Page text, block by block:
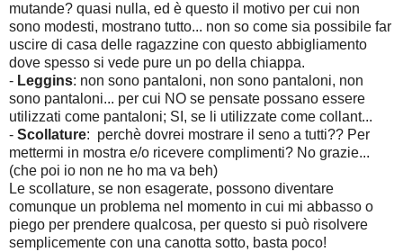
mutande? quasi nulla, ed è questo il motivo per cui non
sono modesti, mostrano tutto... non so come sia possibile far
uscire di casa delle ragazzine con questo abbigliamento
dove spesso si vede pure un po della chiappa.
- Leggins: non sono pantaloni, non sono pantaloni, non
sono pantaloni... per cui NO se pensate possano essere
utilizzati come pantaloni; SI, se li utilizzate come collant...
- Scollature: perchè dovrei mostrare il seno a tutti?? Per
mettermi in mostra e/o ricevere complimenti? No grazie...
(che poi io non ne ho ma va beh)
Le scollature, se non esagerate, possono diventare
comunque un problema nel momento in cui mi abbasso o
piego per prendere qualcosa, per questo si può risolvere
semplicemente con una canotta sotto, basta poco!